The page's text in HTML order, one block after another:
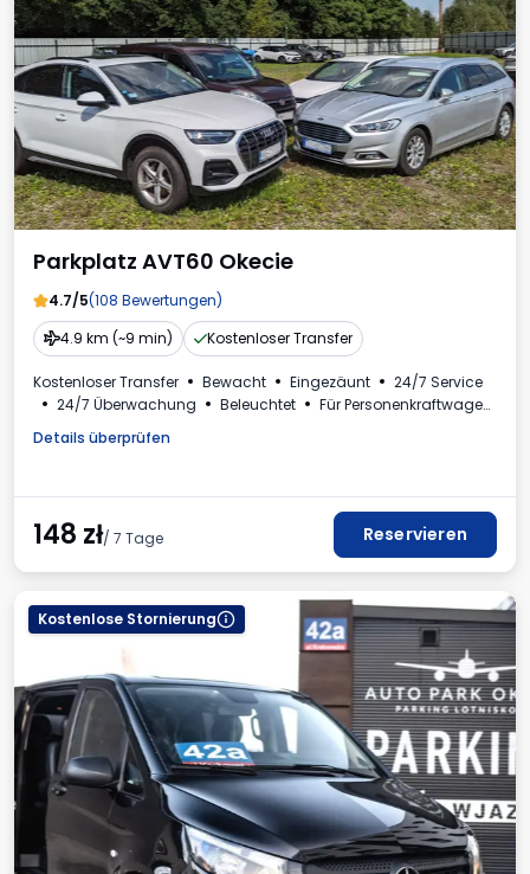
Parkplatz AVT60 Okecie
4.7/5(108 Bewertungen)
4.9 km (~9 min)
Kostenloser Transfer
Kostenloser Transfer Bewacht Eingezäunt
24/7 Service
24/7 Überwachung
Beleuchtet
Für Personenkraftwagen
Details überprüfen
148 zł/ 7 Tage Reservieren
Kostenlose Stornierung